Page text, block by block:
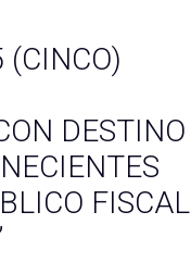
(CINCO)
DESTINO
FISCAL